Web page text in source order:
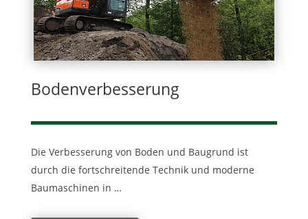
Bodenverbesserung
Die Verbesserung von Boden und Baugrund ist
durch die fortschreitende Technik und moderne
Baumaschinen in …